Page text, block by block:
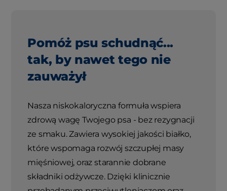
Pomóż psu schudnąć...
tak, by nawet tego nie
zauważył
Nasza niskokaloryczna formuła wspiera
zdrową wagę Twojego psa - bez rezygnacji
ze smaku. Zawiera wysokiej jakości białko,
które wspomaga rozwój szczupłej masy
mięśniowej, oraz starannie dobrane
składniki odżywcze. Dzięki klinicznie